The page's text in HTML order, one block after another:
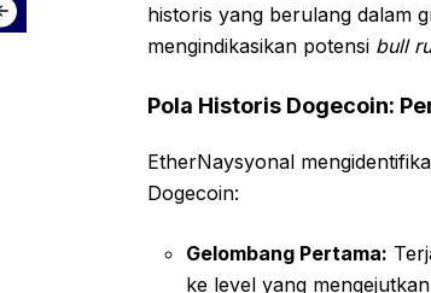
historis yang berulang dalam
mengindikasikan potensi bull
Pola Historis Dogecoin:
EtherNaysyonal
Dogecoin:
Gelombang Pertama:
ke level yang